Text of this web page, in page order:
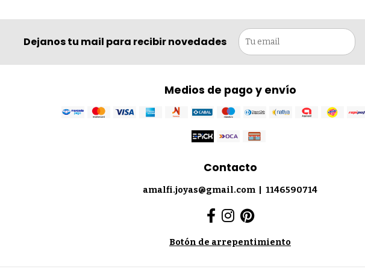
Dejanos tu mail para recibir novedades
Medios de pago y envío
Contacto
amalfi.joyas@gmail.com 1146590714
Botón de arrepentimiento